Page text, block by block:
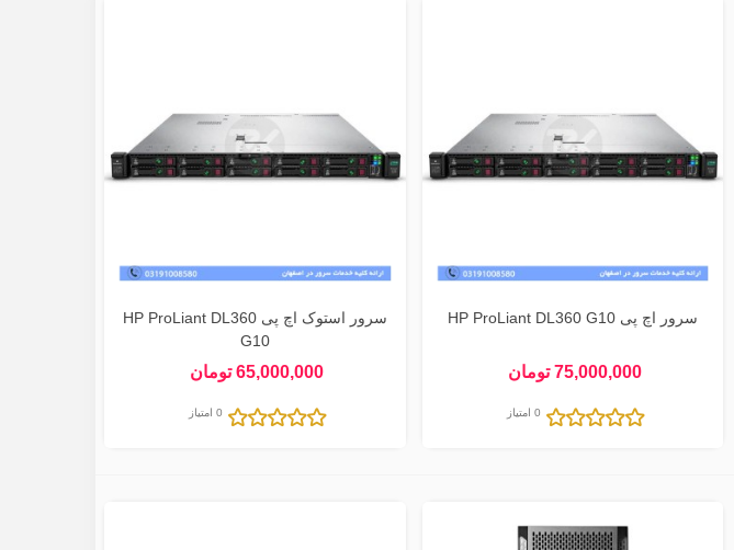
سرور اچ پی HP ProLiant DL360 G10
75,000,000 تومان
0 امتیاز
سرور استوک اچ پی HP ProLiant DL360
G10
65,000,000 تومان
0 امتیاز